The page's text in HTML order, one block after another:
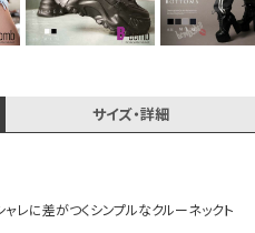
サイズ・詳細
レに差がつくシンプルなクルーネックト